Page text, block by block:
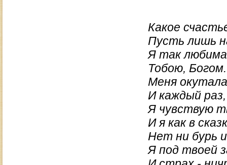
Какое
Пусть лишь
Я так
Тобою, Богом.
Меня
И каждый
Я чувствую
И я как в
Нет ни бурь
Я под твоей